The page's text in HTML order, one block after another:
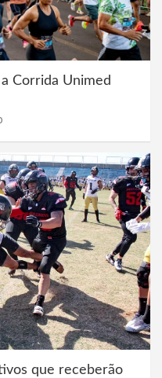
Corrida Unimed
que receberão